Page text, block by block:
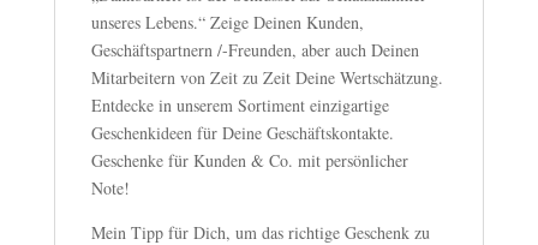
unseres Lebens.“ Zeige Deinen Kunden,
Geschäftspartnern /-Freunden, aber auch Deinen
Mitarbeitern von Zeit zu Zeit Deine Wertschätzung.
Entdecke in unserem Sortiment einzigartige
Geschenkideen für Deine Geschäftskontakte.
Geschenke für Kunden & Co. mit persönlicher
Note!
Mein Tipp für Dich, um das richtige Geschenk zu